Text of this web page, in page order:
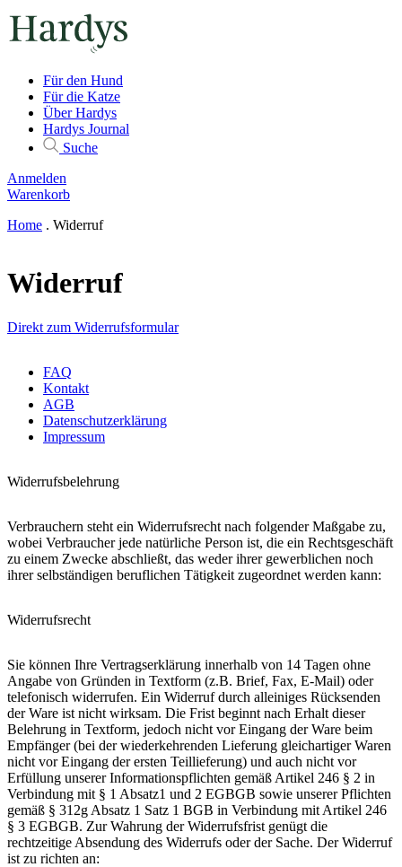
Für den Hund
Für die Katze
Über Hardys
Hardys Journal
Suche
Anmelden
Warenkorb
Home . Widerruf
Widerruf
Direkt zum Widerrufsformular
FAQ
Kontakt
AGB
Datenschutzerklärung
Impressum
Widerrufsbelehrung
Verbrauchern steht ein Widerrufsrecht nach folgender Maßgabe zu,
wobei Verbraucher jede natürliche Person ist, die ein Rechtsgeschäft
zu einem Zwecke abschließt, das weder ihrer gewerblichen noch
ihrer selbständigen beruflichen Tätigkeit zugeordnet werden kann:
Widerrufsrecht
Sie können Ihre Vertragserklärung innerhalb von 14 Tagen ohne
Angabe von Gründen in Textform (z.B. Brief, Fax, E-Mail) oder
telefonisch widerrufen. Ein Widerruf durch alleiniges Rücksenden
der Ware ist nicht wirksam. Die Frist beginnt nach Erhalt dieser
Belehrung in Textform, jedoch nicht vor Eingang der Ware beim
Empfänger (bei der wiederkehrenden Lieferung gleichartiger Waren
nicht vor Eingang der ersten Teillieferung) und auch nicht vor
Erfüllung unserer Informationspflichten gemäß Artikel 246 § 2 in
Verbindung mit § 1 Absatz1 und 2 EGBGB sowie unserer Pflichten
gemäß § 312g Absatz 1 Satz 1 BGB in Verbindung mit Artikel 246
§ 3 EGBGB. Zur Wahrung der Widerrufsfrist genügt die
rechtzeitige Absendung des Widerrufs oder der Sache. Der Widerruf
ist zu richten an: